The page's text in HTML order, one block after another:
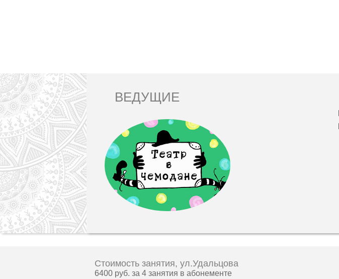
ВЕДУЩИЕ
Стоимость занятия, ул.Удальцова
6400 руб. за 4 занятия в абонементе